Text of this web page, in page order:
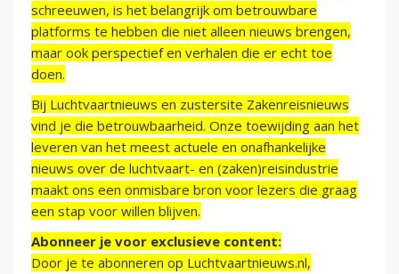
schreeuwen, is het belangrijk om betrouwbare
platforms te hebben die niet alleen nieuws brengen,
maar ook perspectief en verhalen die er echt toe
doen.
Bij Luchtvaartnieuws en zustersite Zakenreisnieuws
vind je die betrouwbaarheid. Onze toewijding aan het
leveren van het meest actuele en onafhankelijke
nieuws over de luchtvaart- en (zaken)reisindustrie
maakt ons een onmisbare bron voor lezers die graag
een stap voor willen blijven.
Abonneer je voor exclusieve content:
Door je te abonneren op Luchtvaartnieuws.nl,